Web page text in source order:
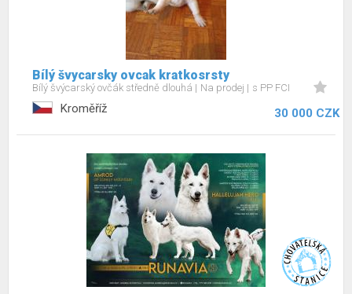
Bílý švycarsky ovcak kratkosrsty
Bílý švýcarský ovčák středně dlouhá Na prodej s PP FCI
Kroměříž 30 000 CZK